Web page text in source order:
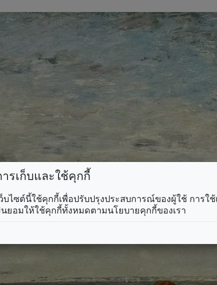
ารเก็บและใช้คุกกี้
บไซต์นี้ใช้คุกกี้เพื่อปรับปรุงประสบการณ์ของผู้ใช้ การใ
ยอมให้ใช้คุกกี้ทั้งหมดตามนโยบายคุกกี้ของเรา